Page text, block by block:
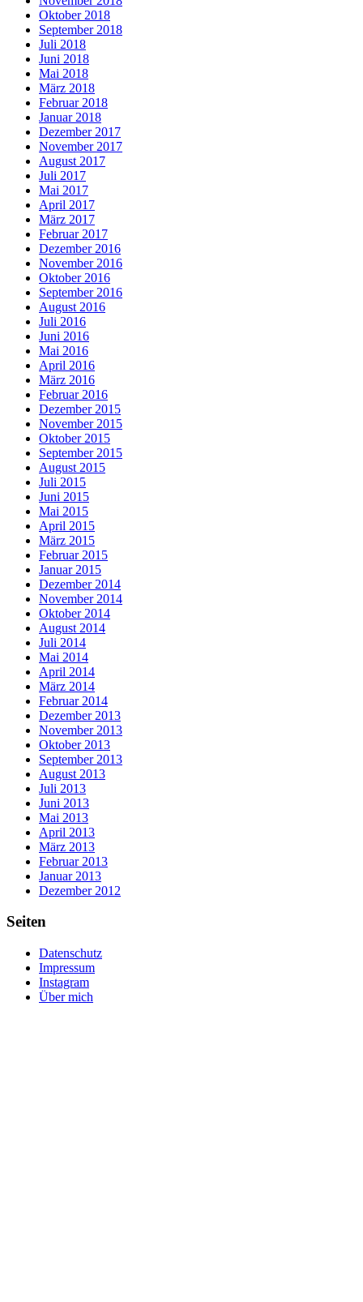
Oktober 2018
September 2018
Juli 2018
Juni 2018
Mai 2018
März 2018
Februar 2018
Januar 2018
Dezember 2017
November 2017
August 2017
Juli 2017
Mai 2017
April 2017
März 2017
Februar 2017
Dezember 2016
November 2016
Oktober 2016
September 2016
August 2016
Juli 2016
Juni 2016
Mai 2016
April 2016
März 2016
Februar 2016
Dezember 2015
November 2015
Oktober 2015
September 2015
August 2015
Juli 2015
Juni 2015
Mai 2015
April 2015
März 2015
Februar 2015
Januar 2015
Dezember 2014
November 2014
Oktober 2014
August 2014
Juli 2014
Mai 2014
April 2014
März 2014
Februar 2014
Dezember 2013
November 2013
Oktober 2013
September 2013
August 2013
Juli 2013
Juni 2013
Mai 2013
April 2013
März 2013
Februar 2013
Januar 2013
Dezember 2012
Seiten
Datenschutz
Impressum
Instagram
Über mich